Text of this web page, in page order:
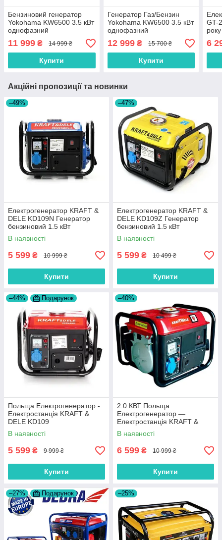
Бензиновий генератор
Yokohama KW6500 3.5 кВт
однофазний
11 999 ₴ 14 999 ₴
Купити
Генератор Газ/Бензин
Yokohama KW6500 3.5 кВт
однофазний
12 999₴ 15 700 ₴
Купити
GT-
6
Акційні пропозиції та новинки
–49%
Електрогенератор KRAFT &
DELE KD109N Генератор
бензиновий 1.5 кВт
В наявності
5 599 ₴ 10 999 ₴
Купити
–47%
Електрогенератор KRAFT &
DELE KD109Z Генератор
бензиновий 1.5 кВт
В наявності
5 599 ₴ 10 499 ₴
Купити
–44% Подарунок
Польща Електрогенератор -
Електростанція KRAFT &
DELE KD109
В наявності
5 599 ₴ 9 999 ₴
Купити
–40%
2.0 КВТ Польща
Електрогенератор —
Електростанція KRAFT &
DELE KD (Kraft welle) 2,0 КВТ
В наявності
6 599 ₴ 10 999 ₴
Купити
–27% Подарунок –25%